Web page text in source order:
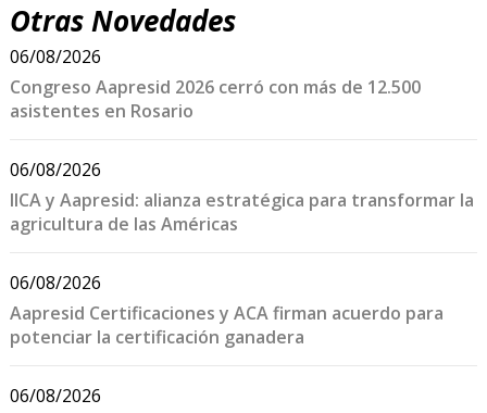
Otras Novedades
06/08/2026
Congreso Aapresid 2026 cerró con más de 12.500
asistentes en Rosario
06/08/2026
IICA y Aapresid: alianza estratégica para transformar la
agricultura de las Américas
06/08/2026
Aapresid Certificaciones y ACA firman acuerdo para
potenciar la certificación ganadera
06/08/2026